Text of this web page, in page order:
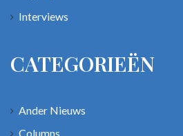
Interviews
CATEGORIEËN
Ander Nieuws
Columns